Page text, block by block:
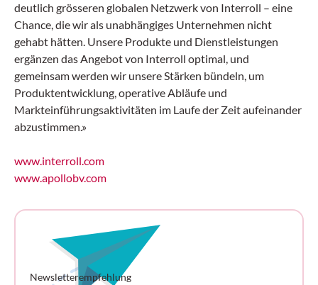
deutlich grösseren globalen Netzwerk von Interroll – eine
Chance, die wir als unabhängiges Unternehmen nicht
gehabt hätten. Unsere Produkte und Dienstleistungen
ergänzen das Angebot von Interroll optimal, und
gemeinsam werden wir unsere Stärken bündeln, um
Produktentwicklung, operative Abläufe und
Markteinführungsaktivitäten im Laufe der Zeit aufeinander
abzustimmen.»
www.interroll.com
www.apollobv.com
Newsletterempfehlung